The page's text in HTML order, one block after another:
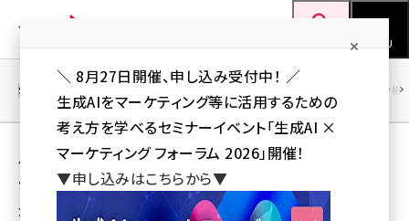
ン
MENU
seo (3532)
SEO アクセス解析／データ分析
用語「メガネスーパー」 が使われている記事の
一覧
全 3 記事中 1 ～ 3 を表示中
＼ 8月27日開催、申し込み受付中！ ／
生成AIをマーケティング等に活用するための
考え方を学べるセミナーイベント「生成AI ×
マーケティング フォーラム 2026」開催！
▼申し込みはこちらから▼